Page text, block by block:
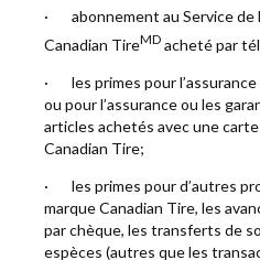
· abonnement au Service de
Canadian TireMD acheté par
· les primes pour
ou pour l’assurance ou les
articles achetés avec une
Canadian Tire;
· les primes pour d’autres
marque Canadian Tire, les
par chèque, les transferts de
espèces (autres que les